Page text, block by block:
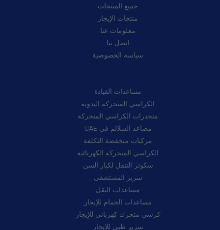
جميع المنتجات
منتجات الإيجار
معلومات عنا
اتصل بنا
سياسة الخصوصية
مساعدات القيادة
الكراسي المتحركة اليدوية
منحدرات الكراسي المتحركة
مصاعد السلالم في UAE
مركبات منخفضة التكلفة
الكراسي المتحركة الكهربائية
سكوتر التنقل لكبار السن
سرير المستشفى
مساعدات النقل
مساعدات الحمام للإيجار
كرسي متحرك كهربائي للإيجار
سرير طبي للإيجار